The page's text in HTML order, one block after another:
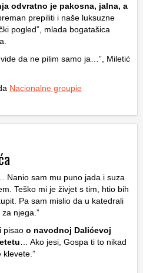
odvratno je pakosna, jalna, a
prepiliti i naše luksuzne
pogled”, mlada bogatašica
da ne pilim samo ja…”, Miletić
Nacionalne groupie
Nanio sam mu puno jada i suza
Teško mi je živjet s tim, htio bih
Pa sam mislio da u katedrali
njega.”
pisao o navodnoj Dalićevoj
… Ako jesi, Gospa ti to nikad
klevete.”